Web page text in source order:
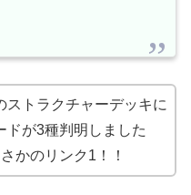
ストラクチャーデッキに
ドが3種判明しました
かのリンク1！！